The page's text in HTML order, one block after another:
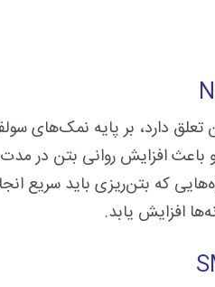
دارد، بر پایه نمک‌های
به سیمان تا حدود ۱۵ درصد را دارند و
که بتن‌ریزی باید سریع
افزایش یابد.